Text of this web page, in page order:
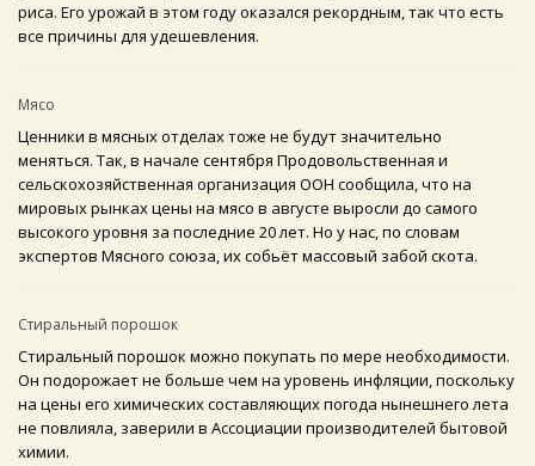
риса. Его урожай в этом году оказался рекордным, так что есть
все причины для удешевления.
Мясо
Ценники в мясных отделах тоже не будут значительно
меняться. Так, в начале сентября Продовольственная и
сельскохозяйственная организация ООН сообщила, что на
мировых рынках цены на мясо в августе выросли до самого
высокого уровня за последние 20 лет. Но у нас, по словам
экспертов Мясного союза, их собьёт массовый забой скота.
Стиральный порошок
Cтиральный порошок можно покупать по мере необходимости.
Он подорожает не больше чем на уровень инфляции, поскольку
на цены его химических составляющих погода нынешнего лета
не повлияла, заверили в Ассоциации производителей бытовой
химии.